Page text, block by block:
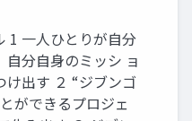
1 一人ひとりが自分
自分自身のミッシ ョ
け出す ２ “ジブンゴ
ができるプロジェ